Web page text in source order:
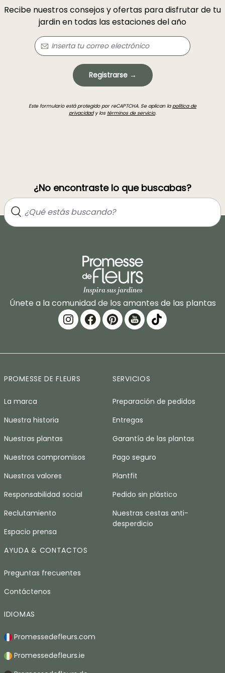
Recibe nuestros consejos y ofertas para disfrutar de tu
jardin en todas las estaciones del año
Registrarse →
Este formulario está protegido por reCAPTCHA. Se aplican lapolítica de
privacidady los términos de servicio.
¿No encontraste lo que buscabas?
Únete a la comunidad de los amantes de las plantas
PROMESSE DE FLEURS
La marca
Nuestra historia
Nuestras plantas
Nuestros compromisos
Nuestros valores
Responsabilidad social
Reclutamiento
Espacio prensa
SERVICIOS
Preparación de pedidos
Entregas
Garantía de las plantas
Pago seguro
Plantfit
Pedido sin plástico
Nuestras cestas anti-
desperdicio
AYUDA & CONTACTOS
Preguntas frecuentes
Contáctenos
IDIOMAS
Promessedefleurs.com
Promessedefleurs.ie